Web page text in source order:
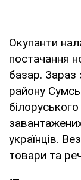
Окупанти
постачання
базар. Зараз
району
українців.
товари та